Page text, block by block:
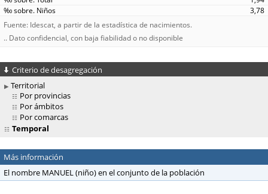
3,78
Fuente: Idescat, a partir de la estadística de nacimientos.
.. Dato confidencial, con baja fiabilidad o no disponible
Criterio de desagregación
Territorial
Por provincias
Por ámbitos
Por comarcas
Temporal
Más información
El nombre MANUEL (niño) en el conjunto de la población